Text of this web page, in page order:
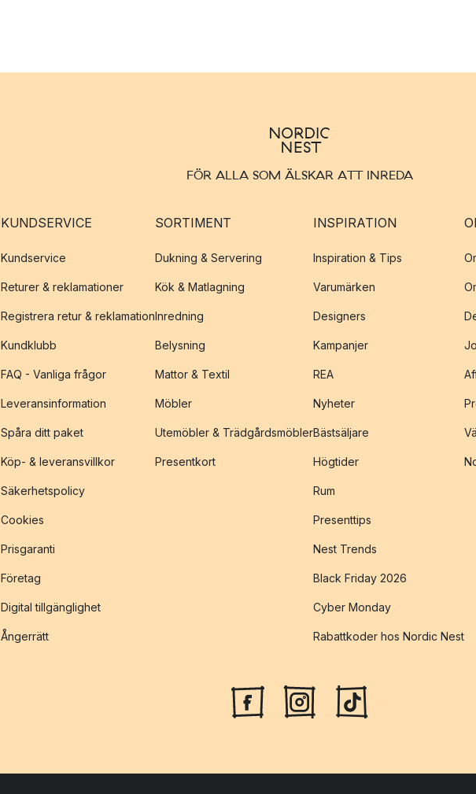
FÖR ALLA SOM ÄLSKAR ATT INREDA
KUNDSERVICE
Kundservice
Returer & reklamationer
Registrera retur & reklamation
Kundklubb
FAQ - Vanliga frågor
Leveransinformation
Spåra ditt paket
Köp- & leveransvillkor
Säkerhetspolicy
Cookies
Prisgaranti
Företag
Digital tillgänglighet
Ångerrätt
SORTIMENT
Dukning & Servering
Kök & Matlagning
Inredning
Belysning
Mattor & Textil
Möbler
Utemöbler & Trädgårdsmöbler
Presentkort
INSPIRATION
Inspiration & Tips
Varumärken
Designers
Kampanjer
REA
Nyheter
Bästsäljare
Högtider
Rum
Presenttips
Nest Trends
Black Friday 2026
Cyber Monday
Rabattkoder hos Nordic Nest